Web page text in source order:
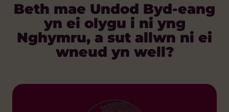
Beth mae Undod Byd-eang
yn ei olygu i ni yng
Nghymru, a sut allwn ni ei
wneud yn well?